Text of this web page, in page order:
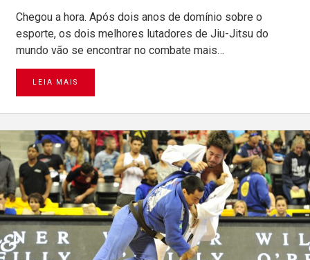
Chegou a hora. Após dois anos de domínio sobre o
esporte, os dois melhores lutadores de Jiu-Jitsu do
mundo vão se encontrar no combate mais…
LEIA MAIS